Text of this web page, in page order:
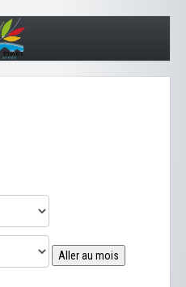
Aller au mois